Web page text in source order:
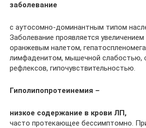
заболевание
с аутосомно-доминантным типом
Заболевание проявляется
оранжевым налетом,
лимфаденитом, мышечной слабостью,
рефлексов, гипочувствительностью.
Гиполипопротеинемия –
низкое содержание в крови ЛП,
часто протекающее бессимптомно.